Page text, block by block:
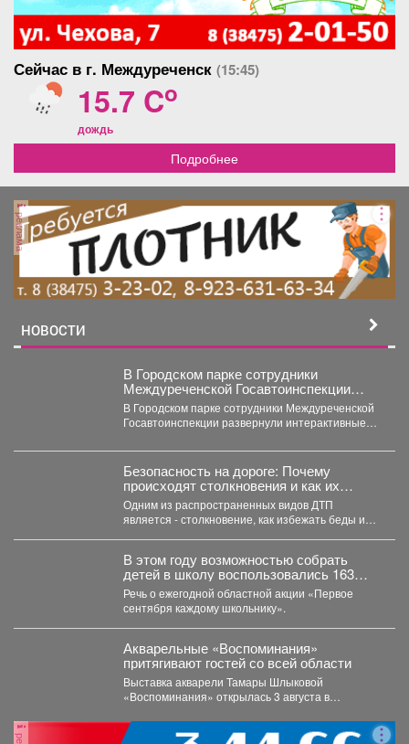
Сейчас в г. Междуреченск (15:45)
15.7 Co
дождь
Подробнее
реклама
НОВОСТИ
В Городском парке сотрудники
Междуреченской Госавтоинспекции
развернули интерактивные
профилактические площадки
В Городском парке сотрудники Междуреченской
Госавтоинспекции развернули интерактивные
Правил дорожного движения...
Безопасность на дороге: Почему
происходят столкновения и как их
избежать?
Одним из распространенных видов ДТП
является - столкновение, как избежать беды и
В этом году возможностью собрать
детей в школу воспользовались 163
малообеспеченные семьи
Междуреченска.
Речь о ежегодной областной акции «Первое
сентября каждому школьнику».
Акварельные «Воспоминания»
притягивают гостей со всей области
Выставка акварели Тамары Шлыковой
«Воспоминания» открылась 3 августа в